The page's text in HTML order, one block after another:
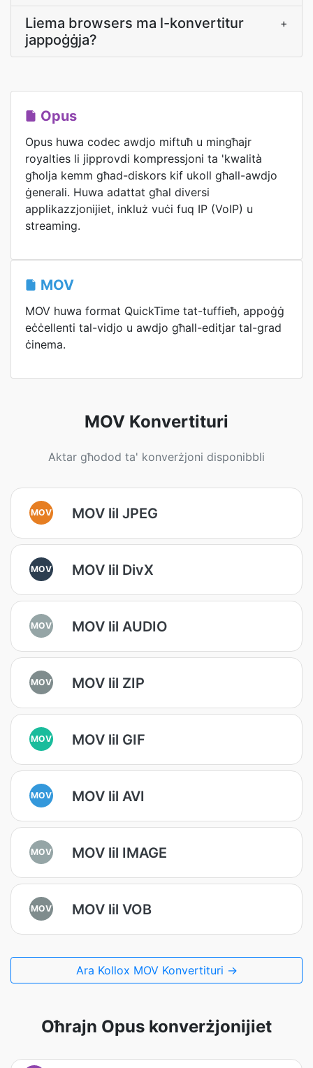
Liema browsers ma l-konvertitur
jappoġġja?
+
Opus
Opus huwa codec awdjo miftuħ u mingħajr
royalties li jipprovdi kompressjoni ta 'kwalità
għolja kemm għad-diskors kif ukoll għall-awdjo
ġenerali. Huwa adattat għal diversi
applikazzjonijiet, inkluż vuċi fuq IP (VoIP) u
streaming.
MOV
MOV huwa format QuickTime tat-tuffieħ, appoġġ
eċċellenti tal-vidjo u awdjo għall-editjar tal-grad
ċinema.
MOV Konvertituri
Aktar għodod ta' konverżjoni disponibbli
MOV MOV lil JPEG
MOV MOV lil DivX
MOV MOV lil AUDIO
MOV MOV lil ZIP
MOV MOV lil GIF
MOV MOV lil AVI
MOV MOV lil IMAGE
MOV MOV lil VOB
Ara Kollox MOV Konvertituri →
Oħrajn Opus konverżjonijiet